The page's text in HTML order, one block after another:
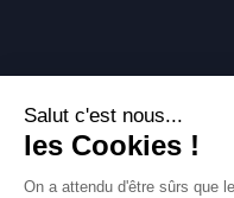
Salut c'est nous...
les Cookies !
On a attendu d'être sûrs que